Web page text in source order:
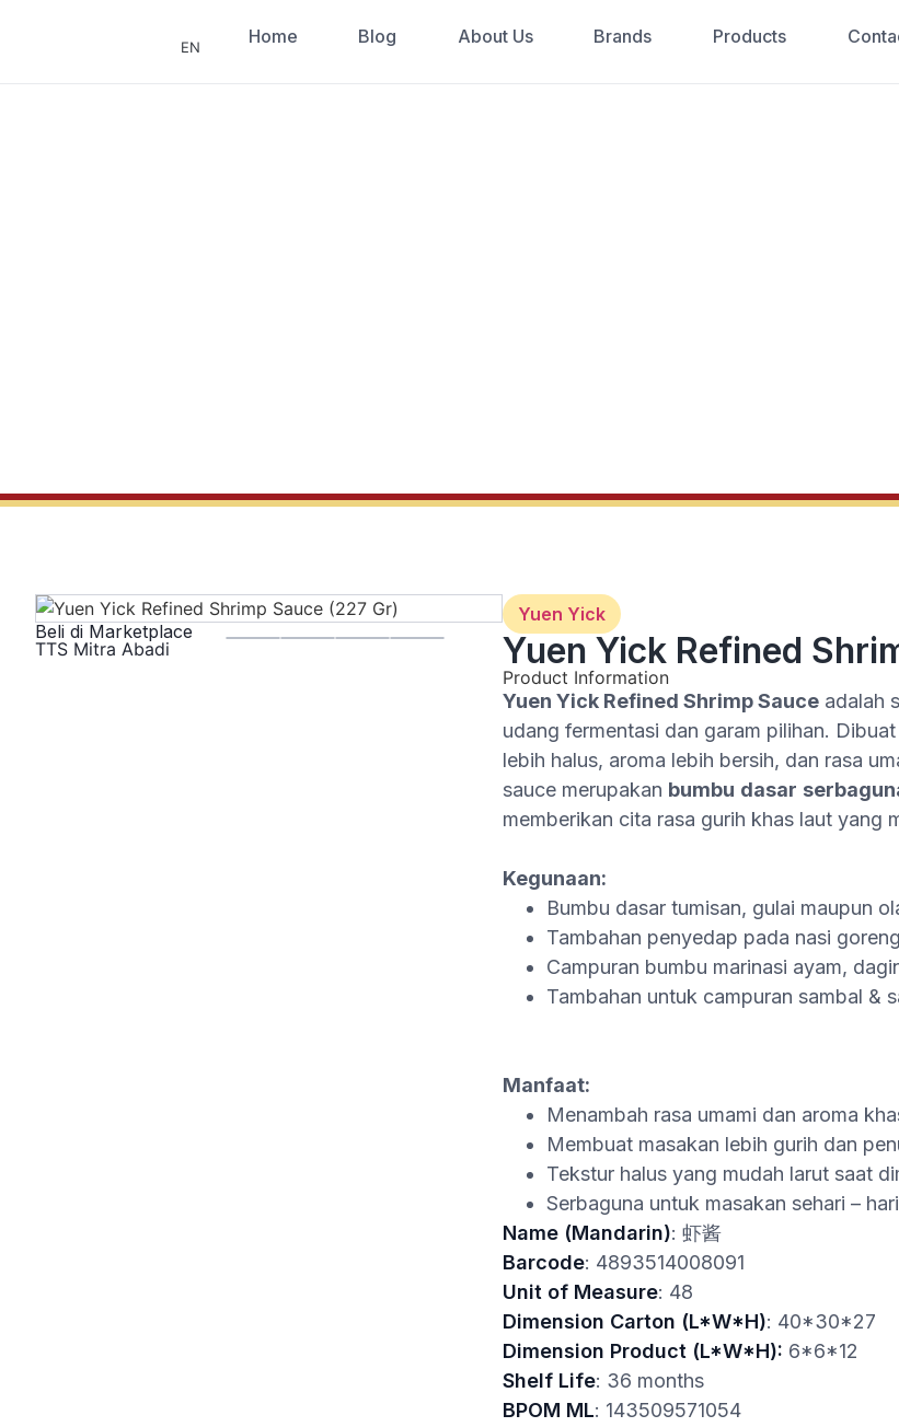
EN Home Blog About Us Brands Products
Beli di Marketplace
TTS Mitra Abadi
Yuen Yick
Yuen Yick Refined
Product Information
Yuen Yick Refined Shrimp Sauceadalah
udang fermentasi dan garam pilihan.
lebih halus, aroma lebih bersih, dan rasa
sauce merupakan bumbu dasar
memberikan cita rasa gurih khas laut yang
Kegunaan:
Bumbu dasar tumisan, gulai maupun
Tambahan penyedap pada nasi
Campuran bumbu marinasi ayam,
Tambahan untuk campuran sambal &
Manfaat:
Menambah rasa umami dan aroma
Membuat masakan lebih gurih dan
Tekstur halus yang mudah larut saat
Serbaguna untuk masakan sehari –
Name (Mandarin): 虾酱
Barcode: 4893514008091
Unit of Measure: 48
Dimension Carton (L*W*H): 40*30*27
Dimension Product (L*W*H): 6*6*12
Shelf Life: 36 months
BPOM ML: 143509571054